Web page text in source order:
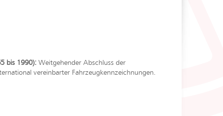
bis 1990):Weitgehender Abschluss der
vereinbarter Fahrzeugkennzeichnungen.